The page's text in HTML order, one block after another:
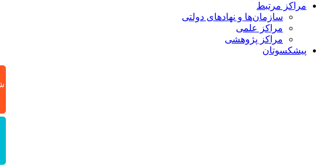
مراکز مرتبط
سازمان‌ها و نهادهای دولتی
مراکز علمی
مراکز پژوهشی
پیشکسوتان